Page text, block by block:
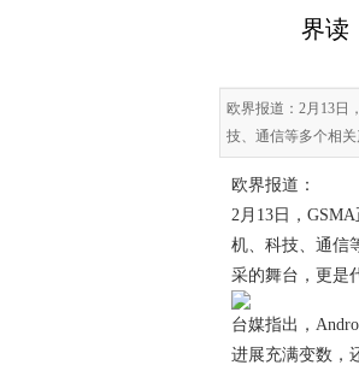
界读
欧界报道：2月13日
技、通信等多个相
欧界报道：
2月13日，
机、科技、通信
采的舞台，更是
台媒指出，
进展充满变数，